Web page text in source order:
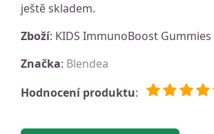
ještě skladem.
Zboží: KIDS ImmunoBoost
Značka: Blendea
Hodnocení produktu: